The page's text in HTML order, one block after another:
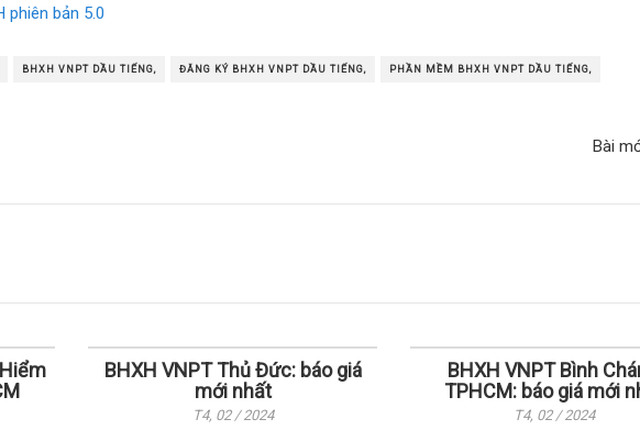
phiên bản 5.0
BHXH VNPT DẦU TIẾNG, ĐĂNG KÝ BHXH VNPT DẦU TIẾNG, PHẦN MỀM BHXH VNPT DẦU TIẾNG,
Bài
BHXH VNPT Thủ Đức: báo giá
mới nhất
T4, 02 / 2024
BHXH VNPT Bình
TPHCM: báo giá mới
T4, 02 / 2024